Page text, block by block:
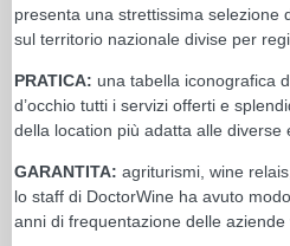
presenta una strettissima selezione
sul territorio nazionale divise per
PRATICA: una tabella iconografica
d’occhio tutti i servizi offerti e
della location più adatta alle diverse
GARANTITA: agriturismi, wine
lo staff di DoctorWine ha avuto
anni di frequentazione delle aziende